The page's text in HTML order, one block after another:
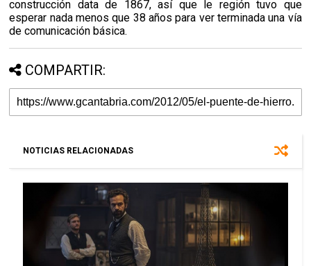
construcción data de 1867, así que le región tuvo que
esperar nada menos que 38 años para ver terminada una vía
de comunicación básica.
COMPARTIR:
NOTICIAS RELACIONADAS